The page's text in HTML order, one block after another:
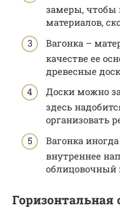
замеры, чтобы
материалов,
Вагонка –
качестве ее
древесные
Доски можно
здесь
организовать
Вагонка
внутреннее
облицовочный
Горизонтальная